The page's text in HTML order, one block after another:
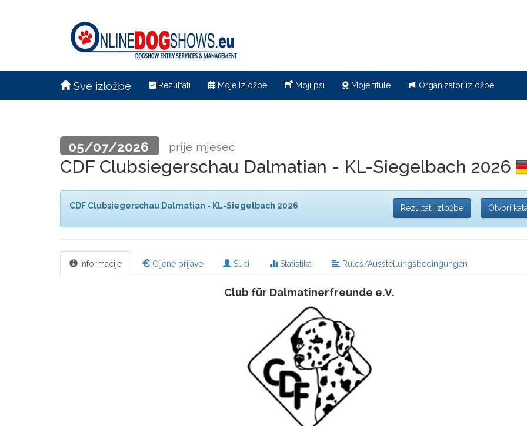
Sve izložbe Rezultati Moje Izložbe Moji psi Moje titule Organizator izložbe
05/07/2026 prije mjesec
CDF Clubsiegerschau Dalmatian - KL-Siegelbach 2026
CDF Clubsiegerschau Dalmatian - KL-Siegelbach 2026 Rezultati izložbe Otvori
Informacije Cijene prijave Suci Statistika Rules/Ausstellungsbedingungen
Club für Dalmatinerfreunde e.V.